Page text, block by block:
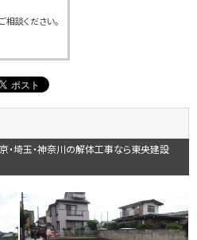
談ください。
埼玉・神奈川の解体工事なら東央建設